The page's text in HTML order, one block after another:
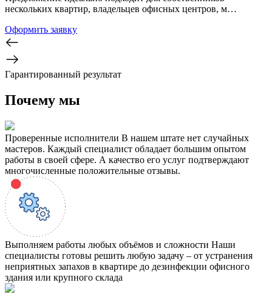
нескольких квартир, владельцев офисных центров, м…
Оформить заявку
Гарантированный результат
Почему мы
Проверенные исполнители В нашем штате нет случайных
мастеров. Каждый специалист обладает большим опытом
работы в своей сфере. А качество его услуг подтверждают
многочисленные положительные отзывы.
Выполняем работы любых объёмов и сложности Наши
специалисты готовы решить любую задачу – от устранения
неприятных запахов в квартире до дезинфекции офисного
здания или крупного склада